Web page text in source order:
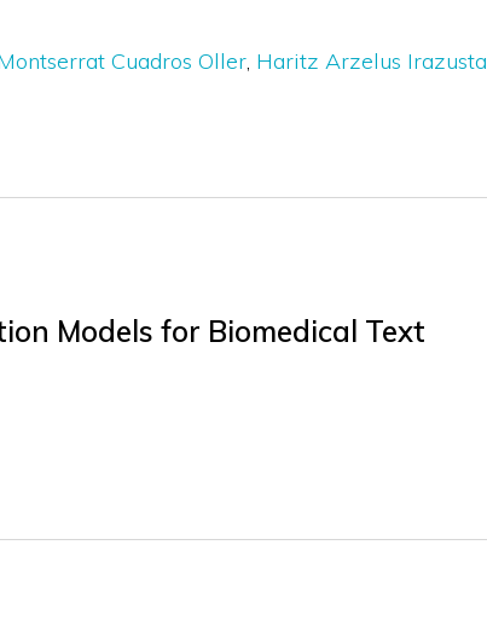
Cuadros Oller Haritz Arzelus Irazusta
Models for Biomedical Text